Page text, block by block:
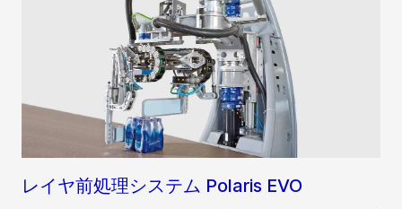
レイヤ前処理システム Polaris EVO